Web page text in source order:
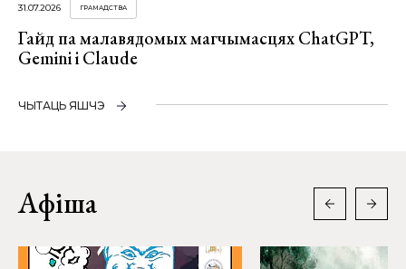
31.07.2026 ГРАМАДСТВА
Гайд па малавядомых магчымасцях ChatGPT,
Gemini і Claude
ЧЫТАЦЬ ЯШЧЭ
Афіша